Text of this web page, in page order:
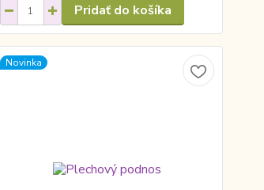
Pridať do košíka
Novinka